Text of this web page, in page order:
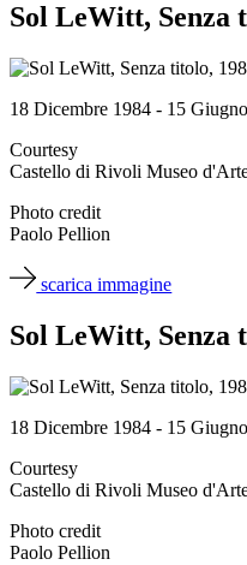
Sol LeWitt, Senza
18 Dicembre 1984 - 15
Courtesy
Castello di Rivoli Museo
Photo credit
Paolo Pellion
scarica immagine
Sol LeWitt, Senza
18 Dicembre 1984 - 15
Courtesy
Castello di Rivoli Museo
Photo credit
Paolo Pellion